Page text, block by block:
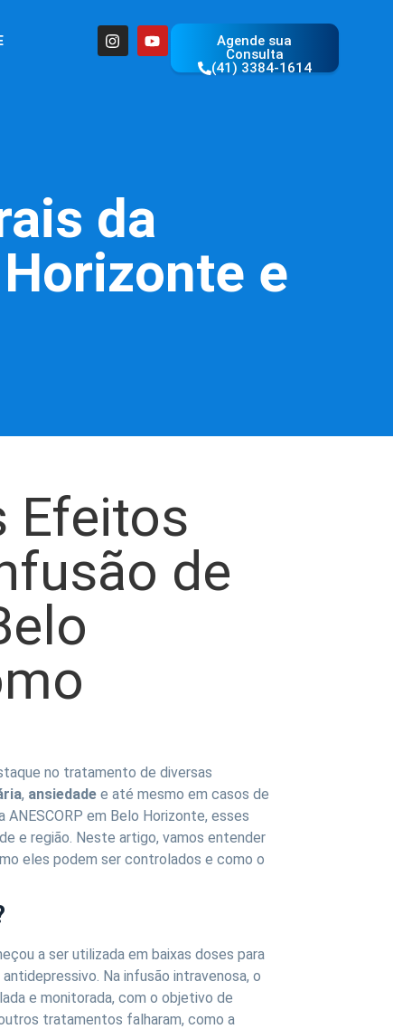
Agende sua
Consulta
(41) 3384-1614
da
e
Efeitos
de
no tratamento de diversas
, ansiedade e até mesmo em casos de
ANESCORP em Belo Horizonte, esses
e região. Neste artigo, vamos entender
eles podem ser controlados e como o
a ser utilizada em baixas doses para
Na infusão intravenosa, o
e monitorada, com o objetivo de
tratamentos falharam, como a